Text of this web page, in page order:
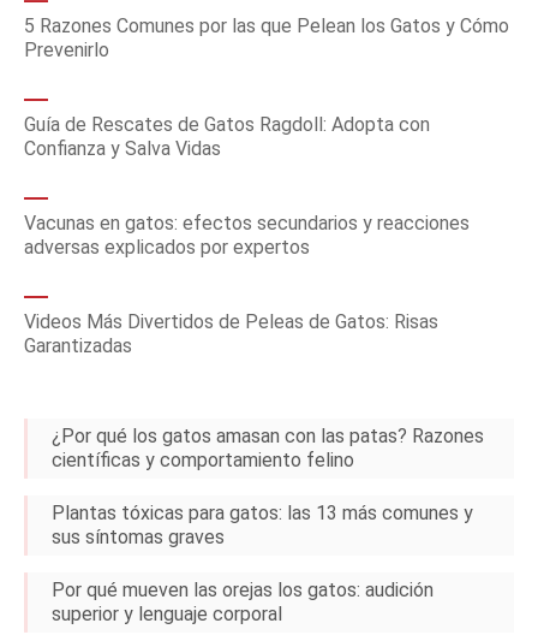
5 Razones Comunes por las que Pelean los Gatos y Cómo
Prevenirlo
Guía de Rescates de Gatos Ragdoll: Adopta con
Confianza y Salva Vidas
Vacunas en gatos: efectos secundarios y reacciones
adversas explicados por expertos
Videos Más Divertidos de Peleas de Gatos: Risas
Garantizadas
¿Por qué los gatos amasan con las patas? Razones
científicas y comportamiento felino
Plantas tóxicas para gatos: las 13 más comunes y
sus síntomas graves
Por qué mueven las orejas los gatos: audición
superior y lenguaje corporal